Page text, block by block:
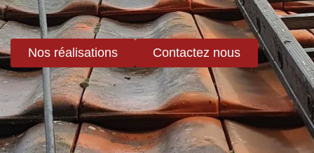
Nos réalisations Contactez nous